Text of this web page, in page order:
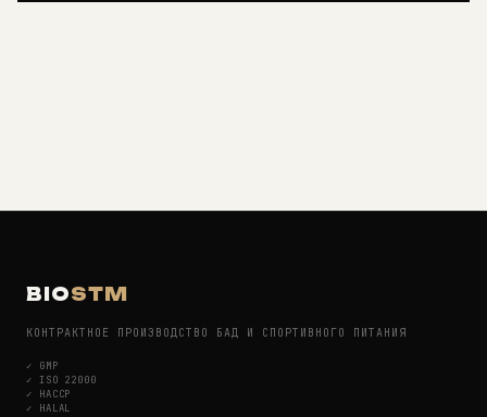
BIOSTM
КОНТРАКТНОЕ ПРОИЗВОДСТВО БАД И СПОРТИВНОГО ПИТАНИЯ
✓ GMP
✓ ISO 22000
✓ HACCP
✓ HALAL